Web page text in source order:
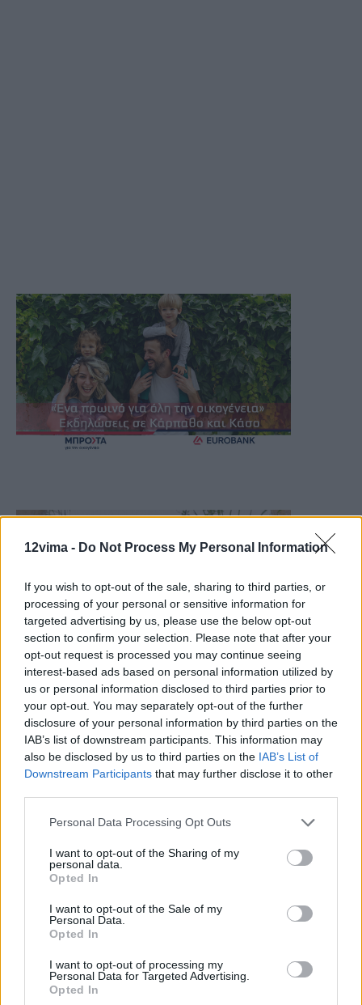
12vima - Do Not Process My Personal Information
If you wish to opt-out of the sale, sharing to third parties, or
processing of your personal or sensitive information for
targeted advertising by us, please use the below opt-out
section to confirm your selection. Please note that after your
opt-out request is processed you may continue seeing
interest-based ads based on personal information utilized by
us or personal information disclosed to third parties prior to
your opt-out. You may separately opt-out of the further
disclosure of your personal information by third parties on the
IAB’s list of downstream participants. This information may
also be disclosed by us to third parties on the IAB’s List of
Downstream Participants that may further disclose it to other
Personal Data Processing Opt Outs
I want to opt-out of the Sharing of my
personal data.
Opted In
I want to opt-out of the Sale of my
Personal Data.
Opted In
I want to opt-out of processing my
Personal Data for Targeted Advertising.
Opted In